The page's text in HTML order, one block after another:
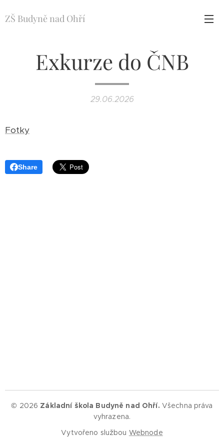
ZŠ Budyně nad Ohří
Exkurze do ČNB
29.06.2026
Fotky
Share
© 2026 Základní škola Budyně nad Ohří. Všechna práva
vyhrazena.
Vytvořeno službou Webnode